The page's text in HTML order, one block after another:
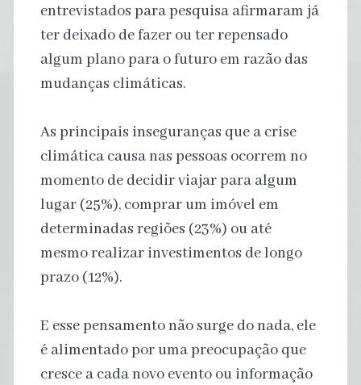
entrevistados para pesquisa afirmaram já
ter deixado de fazer ou ter repensado
algum plano para o futuro em razão das
mudanças climáticas.
As principais inseguranças que a crise
climática causa nas pessoas ocorrem no
momento de decidir viajar para algum
lugar (25%), comprar um imóvel em
determinadas regiões (23%) ou até
mesmo realizar investimentos de longo
prazo (12%).
E esse pensamento não surge do nada, ele
é alimentado por uma preocupação que
cresce a cada novo evento ou informação